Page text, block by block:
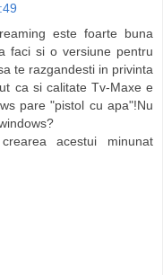
este foarte buna
faci si o versiune pentru
te razgandesti in privinta
ca si calitate Tv-Maxe e
pare "pistol cu apa"!Nu
acestui minunat